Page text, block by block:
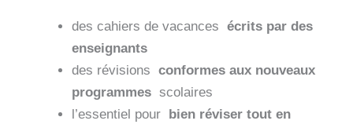
des cahiers de vacances écrits par des
enseignants
des révisions conformes aux nouveaux
programmes scolaires
l’essentiel pour bien réviser tout en